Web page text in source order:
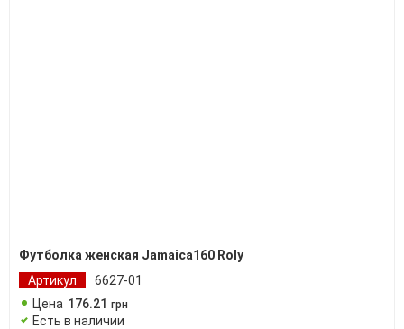
Футболка женская Jamaica160 Roly
Артикул
6627-01
Цена 176.21 грн
Есть в наличии